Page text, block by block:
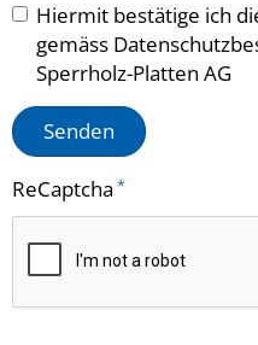
Hiermit bestätige ich
gemäss
Sperrholz-Platten AG
ReCaptcha *